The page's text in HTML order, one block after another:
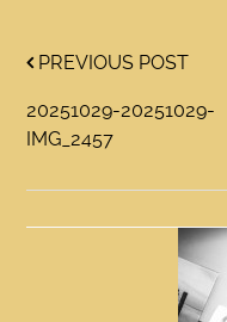
PREVIOUS POST
20251029-20251029-
IMG_2457